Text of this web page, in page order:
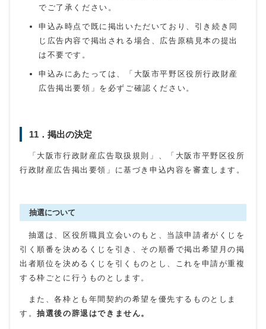
でご了承ください。
申込み時点で既に掲出いただいており、引き続き同
じ広告内容で掲出される場合、広告原稿見本の提出
は不要です。
申込みにあたっては、「大阪市平野区役所行政財産
広告掲出要領」を必ずご確認ください。
11．掲出の決定
「大阪市行政財産広告取扱規則」、「大阪市平野区役所
行政財産広告掲出要領」に基づき申込内容を審査します。
抽選について
抽選は、区役所職員立会いのもと、当該申請者がくじを
引く順番を決めるくじを引き、その順番で掲出希望月の掲
出者順位を決めるくじを引くものとし、これを申請が重複
する枠ごとに行うものとします。
また、各枠とも年間契約の希望を優先するものとしま
す。抽選後の辞退はできません。